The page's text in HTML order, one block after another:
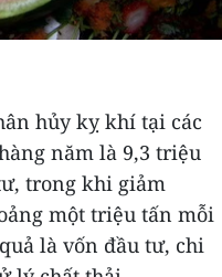
hủy kỵ khí tại các
năm là 9,3 triệu
trong khi giảm
một triệu tấn mỗi
là vốn đầu tư, chi